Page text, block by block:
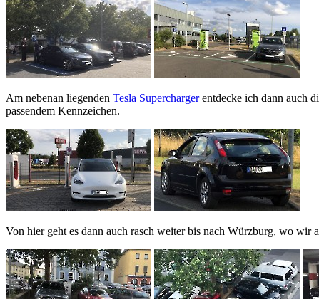
Am nebenan liegenden Tesla Superchargerentdecke ich dann auch
passendem Kennzeichen.
Von hier geht es dann auch rasch weiter bis nach Würzburg, wo wir